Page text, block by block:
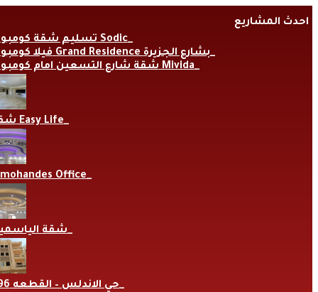
to
احدث المشاريع
تسليم شقة كومبوند Sodic
فيلا كومبوند Grand Residence بشارع الجزيرة
شقة شارع التسعين امام كومبوند Mivida
شقة Easy Life
Office
شقة
حي الاندلس – القطعه 696